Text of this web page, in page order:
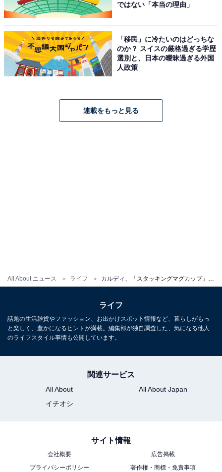
All About ニュース ライフ
ではない「本当の理由」
「移民」に冷たいのはどっちな
のか？ スイスの厳格過ぎる学歴
選別と、日本の曖昧過ぎる外国
人政策
連載をもっと見る
ライフ
話題の生活雑貨やファッション、お出かけスポット情報など、暮らしがもっ
と楽しく、豊かになるヒントが満載。編集部が独自調査した、気になる他人
のライフスタイル事情も公開しています。
関連サービス
All About
All About Japan
イチオシ
サイト情報
会社概要
広告掲載
プライバシーポリシー
著作権・商標・免責事項